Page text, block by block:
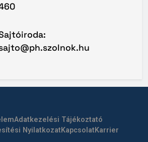
Adatkezelési Tájékoztató
NyilatkozatKapcsolatKarrier